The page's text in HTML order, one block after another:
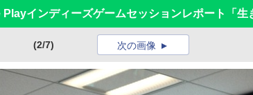
インディーズゲームセッションレポート「
(2/7) 次の画像